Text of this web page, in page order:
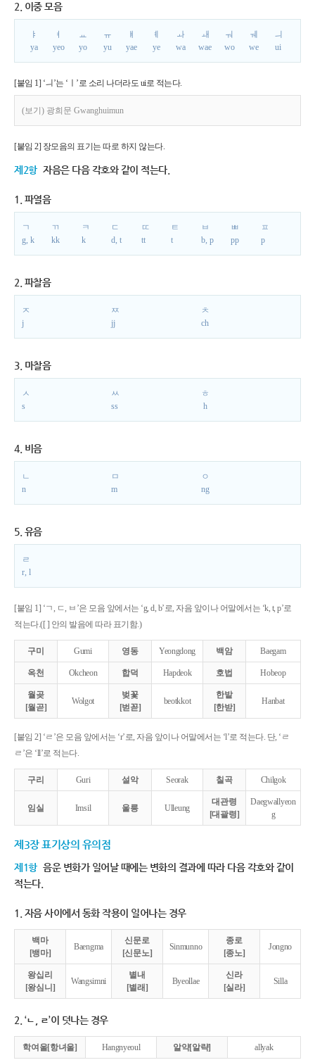
2. 이중 모음
ㅑ
ya
ㅕ
yeo
ㅛ
yo
ㅠ
yu
ㅒ
yae
ㅖ
ye
ㅘ
wa
ㅙ
wae
ㅝ
wo
ㅞ
we
ㅢ
ui
[붙임 1] ‘ㅢ’는 ‘ㅣ’로 소리 나더라도 ui로 적는다.
(보기) 광희문 Gwanghuimun
[붙임 2] 장모음의 표기는 따로 하지 않는다.
제2항 자음은 다음 각호와 같이 적는다.
1. 파열음
ㄱ
g, k
ㄲ
kk
ㅋ
k
ㄷ
d, t
ㄸ
tt
ㅌ
t
ㅂ
b, p
ㅃ
pp
ㅍ
p
2. 파찰음
ㅈ
j
ㅉ
jj
ㅊ
ch
3. 마찰음
ㅅ
s
ㅆ
ss
ㅎ
h
4. 비음
ㄴ
n
ㅁ
m
ㅇ
ng
5. 유음
ㄹ
r, l
[붙임 1] ‘ㄱ, ㄷ, ㅂ’은 모음 앞에서는 ‘g, d, b’로, 자음 앞이나 어말에서는 ‘k, t, p’로
적는다.([ ] 안의 발음에 따라 표기함.)
구미 Gumi 영동 Yeongdong 백암 Baegam
옥천 Okcheon 합덕 Hapdeok 호법 Hobeop
월곶
[월곧]
Wolgot
벚꽃
[벋꼳]
beotkkot
한밭
[한받]
Hanbat
[붙임 2] ‘ㄹ’은 모음 앞에서는 ‘r’로, 자음 앞이나 어말에서는 ‘l’로 적는다. 단, ‘ㄹ
ㄹ’은 ‘ll’로 적는다.
구리 Guri 설악 Seorak 칠곡 Chilgok
임실 Imsil 울릉 Ulleung
대관령
[대괄령]
Daegwallyeon
g
제3장 표기상의 유의점
제1항 음운 변화가 일어날 때에는 변화의 결과에 따라 다음 각호와 같이
적는다.
1. 자음 사이에서 동화 작용이 일어나는 경우
백마
[뱅마]
Baengma
신문로
[신문노]
Sinmunno
종로
[종노]
Jongno
왕십리
[왕심니]
Wangsimni
별내
[별래]
Byeollae
신라
[실라]
Silla
2. ‘ㄴ, ㄹ’이 덧나는 경우
학여울[항녀울] Hangnyeoul 알약[알략] allyak